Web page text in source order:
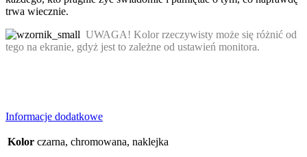
trwa wiecznie.
UWAGA! Kolor rzeczywisty może się różnić od
tego na ekranie, gdyż jest to zależne od ustawień monitora.
Informacje dodatkowe
Kolor czarna, chromowana, naklejka